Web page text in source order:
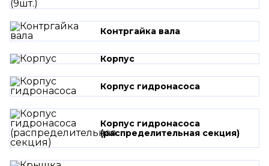
Контргайка вала
Корпус
Корпус гидронасоса
Корпус гидронасоса
(распределительная секция)